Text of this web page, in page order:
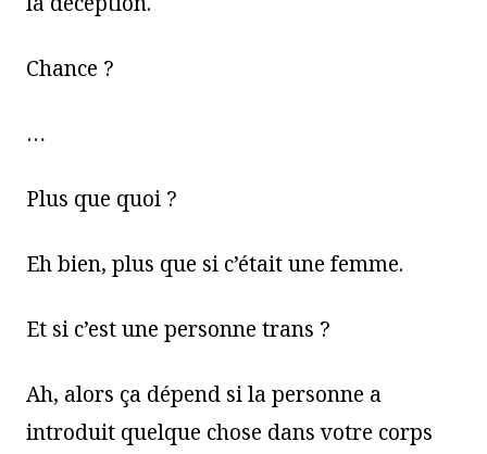
Chance ?
…
Plus que quoi ?
Eh bien, plus que si c’était une femme.
Et si c’est une personne trans ?
Ah, alors ça dépend si la personne a
introduit quelque chose dans votre corps